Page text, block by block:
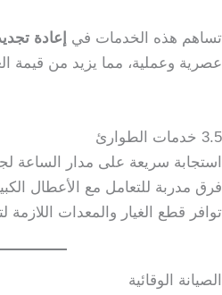
تساهم هذه الخدمات في إعادة
عصرية وعملية، مما يزيد من قيمة
3.5 خدمات الطوارئ
استجابة سريعة على مدار الساعة
فرق مدربة للتعامل مع الأعطال
توافر قطع الغيار والمعدات اللازمة
الصيانة الوقائية